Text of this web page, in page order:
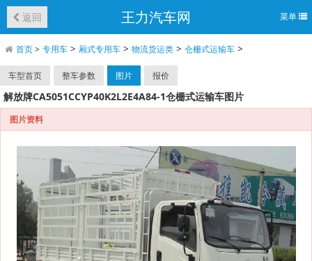
返回 王力汽车网 菜单
首页> 专用车> 厢式专用车> 物流货运类> 仓栅式运输车>
车型首页 整车参数 图片 报价
解放牌CA5051CCYP40K2L2E4A84-1仓栅式运输车图片
图片资料